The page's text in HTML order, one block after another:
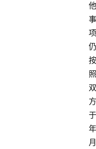
他
事
项
仍
按
照
双
方
于
年
月